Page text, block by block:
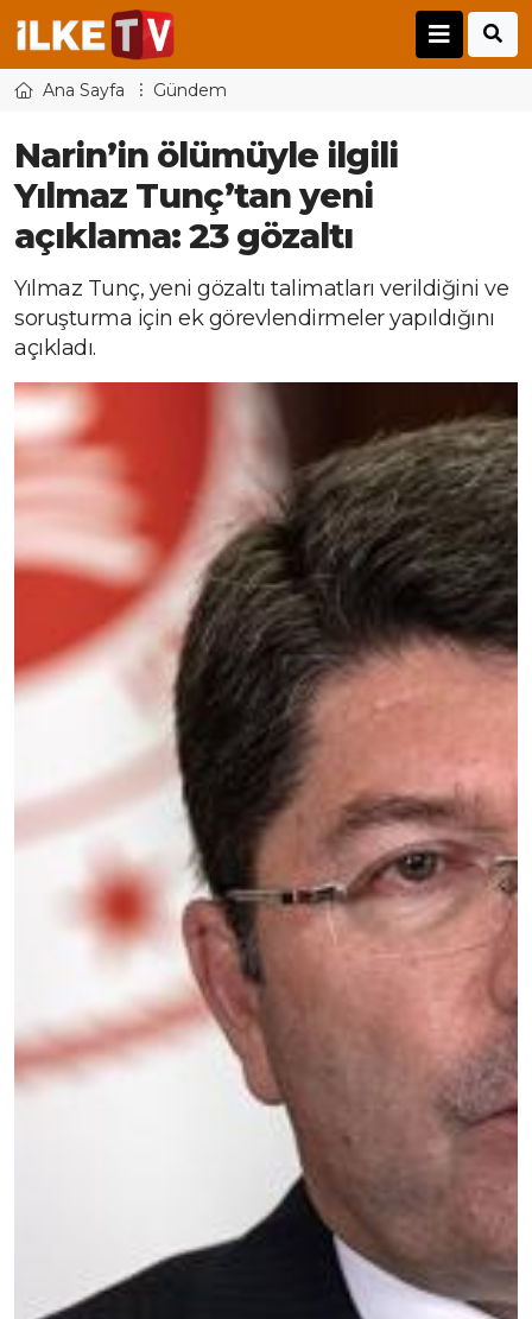
Ana Sayfa Gündem
Narin’in ölümüyle ilgili
Yılmaz Tunç’tan yeni
açıklama: 23 gözaltı
Yılmaz Tunç, yeni gözaltı talimatları verildiğini ve
soruşturma için ek görevlendirmeler yapıldığını
açıkladı.